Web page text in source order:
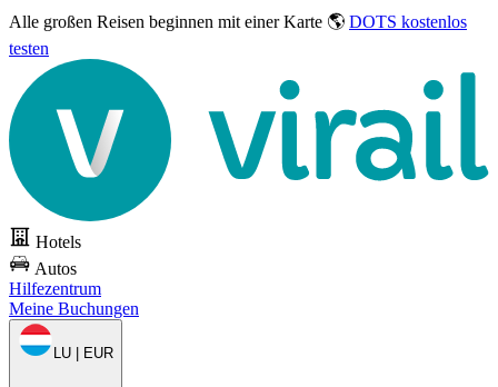
Alle großen Reisen beginnen mit einer Karte 🌎 DOTS kostenlos
testen
Hotels
Autos
Hilfezentrum
Meine Buchungen
LU | EUR